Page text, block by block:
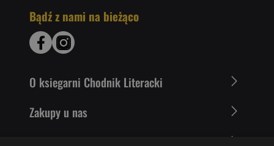
Bądź z nami na bieżąco
O ksiegarni Chodnik Literacki
Zakupy u nas